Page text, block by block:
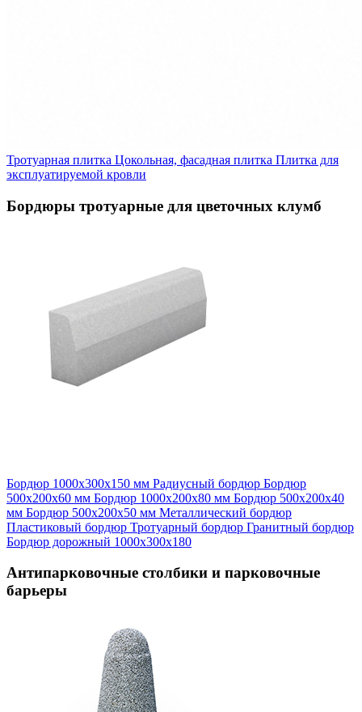
Тротуарная плитка Цокольная, фасадная плитка Плитка для
эксплуатируемой кровли
Бордюры тротуарные для цветочных клумб
Бордюр 1000х300х150 мм Радиусный бордюр Бордюр
500х200х60 мм Бордюр 1000х200х80 мм Бордюр 500х200х40
мм Бордюр 500х200х50 мм Металлический бордюр
Пластиковый бордюр Тротуарный бордюр Гранитный бордюр
Бордюр дорожный 1000х300х180
Антипарковочные столбики и парковочные
барьеры